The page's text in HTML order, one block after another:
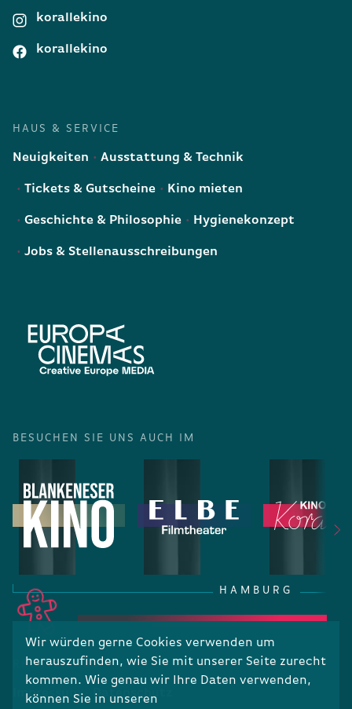
Wir würden gerne Cookies verwenden um
herauszufinden, wie Sie mit unserer Seite zurecht
kommen. Wie genau wir Ihre Daten verwenden,
können Sie in unseren
korallekino
korallekino
HAUS & SERVICE
Neuigkeiten Ausstattung & Technik
Tickets & Gutscheine Kino mieten
Geschichte & Philosophie Hygienekonzept
Jobs & Stellenausschreibungen
BESUCHEN SIE UNS AUCH IM
HAMBURG
RECHTLICHES
Impressum Datenschutz